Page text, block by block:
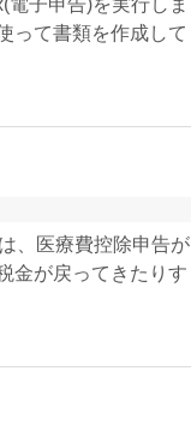
って書類を作成して
、医療費控除申告が
金が戻ってきたりす